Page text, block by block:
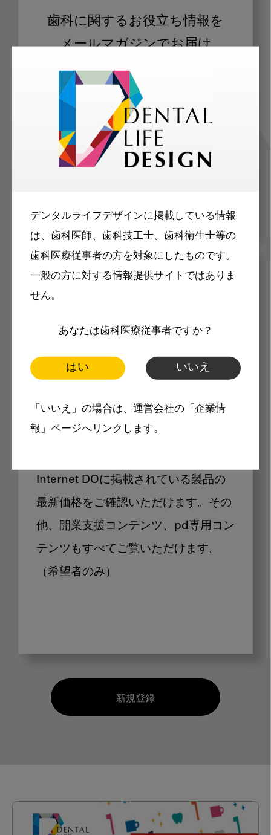
デンタルライフデザインに掲載している情報
は、歯科医師、歯科技工士、歯科衛生士等の
歯科医療従事者の方を対象にしたものです。
一般の方に対する情報提供サイトではありま
せん。
あなたは歯科医療従事者ですか？
はい いいえ
「いいえ」の場合は、運営会社の「企業情
報」ページへリンクします。
歯科に関するお役立ち情報を
メールマガジンでお届け
ご登録いただいた職種（歯科医師、歯
科衛生士、歯科技工士）に合わせた内
容のメールマガジンをお届けします。
メリット
製品価格も閲覧可能
Internet DOに掲載されている製品の
最新価格をご確認いただけます。その
他、開業支援コンテンツ、pd専用コン
テンツもすべてご覧いただけます。
（希望者のみ）
新規登録